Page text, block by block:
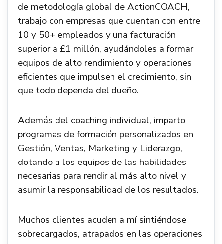
de metodología global de ActionCOACH,
trabajo con empresas que cuentan con entre
10 y 50+ empleados y una facturación
superior a £1 millón, ayudándoles a formar
equipos de alto rendimiento y operaciones
eficientes que impulsen el crecimiento, sin
que todo dependa del dueño.
Además del coaching individual, imparto
programas de formación personalizados en
Gestión, Ventas, Marketing y Liderazgo,
dotando a los equipos de las habilidades
necesarias para rendir al más alto nivel y
asumir la responsabilidad de los resultados.
Muchos clientes acuden a mí sintiéndose
sobrecargados, atrapados en las operaciones